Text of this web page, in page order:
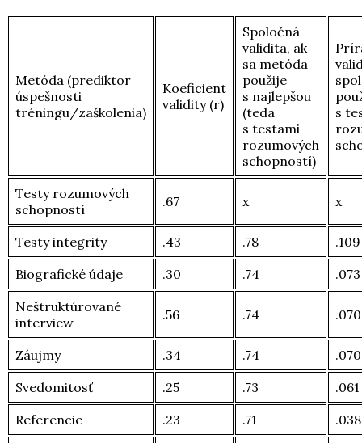
Metóda (prediktor
úspešnosti
tréningu/zaškolenia)
Koeficient
validity (r)
Spoločná
validita, ak
sa metóda
použije
s najlepšou
(teda
s testami
rozumových
schopností)
s
Testy rozumových
schopností
.67 x x
Testy integrity .43 .78
.109
Biografické údaje
.30 .74
.073
Neštruktúrované
interview
.56 .74 .070
Záujmy .34 .74
.070
Svedomitosť
.25 .73
.061
Referencie
.23 .71
.038